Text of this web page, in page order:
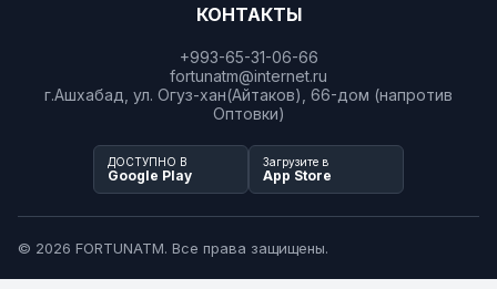
КОНТАКТЫ
+993-65-31-06-66
fortunatm@internet.ru
г.Ашхабад, ул. Огуз-хан(Айтаков), 66-дом (напротив
Оптовки)
ДОСТУПНО В
Google Play
Загрузите в
App Store
© 2026 FORTUNATM. Все права защищены.